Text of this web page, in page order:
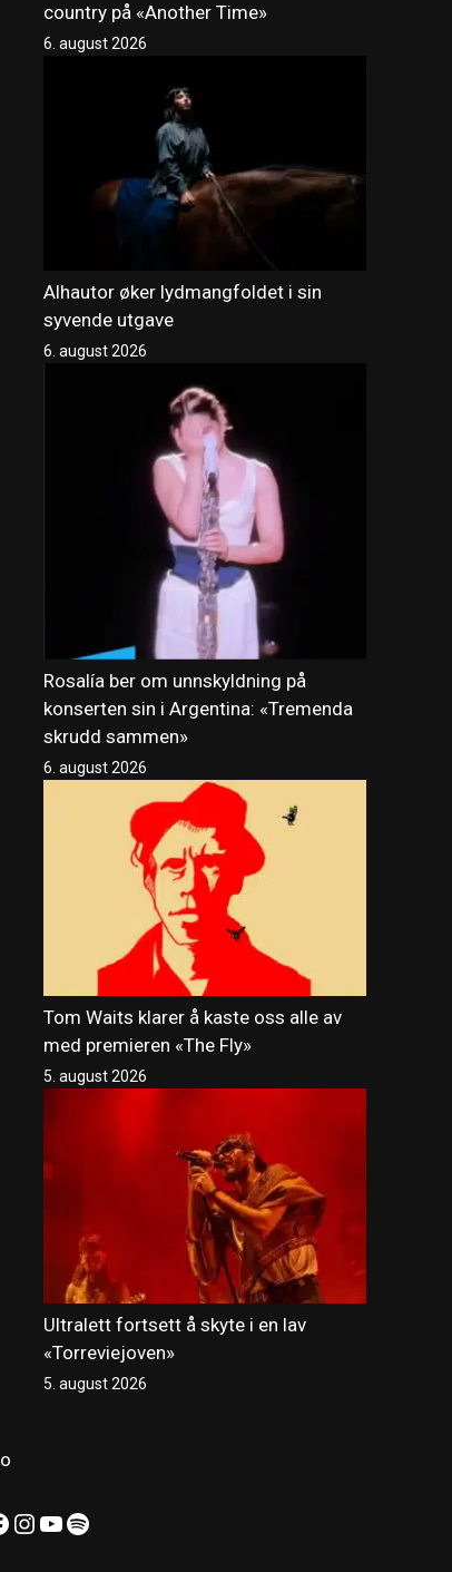
country på «Another Time»
6. august 2026
Alhautor øker lydmangfoldet i sin
syvende utgave
6. august 2026
Rosalía ber om unnskyldning på
konserten sin i Argentina: «Tremenda
skrudd sammen»
6. august 2026
Tom Waits klarer å kaste oss alle av
med premieren «The Fly»
5. august 2026
Ultralett fortsett å skyte i en lav
«Torreviejoven»
5. august 2026
Instagram
YouTube
Spotify